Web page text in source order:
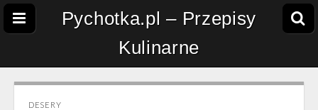
Pychotka.pl – Przepisy
Kulinarne
DESERY